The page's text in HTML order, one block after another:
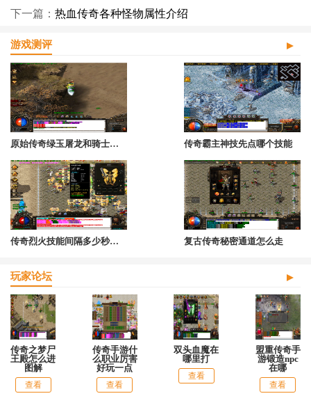
下一篇： 热血传奇各种怪物属性介绍
游戏测评
原始传奇绿玉屠龙和骑士战袍属性 传奇霸主神技先点哪个技能
传奇烈火技能间隔多少秒可以用 复古传奇秘密通道怎么走
玩家论坛
传奇之梦尸
王殿怎么进
图解
查看
传奇手游什
么职业厉害
好玩一点
查看
双头血魔在
哪里打
查看
盟重传奇手
游锻造npc
在哪
查看